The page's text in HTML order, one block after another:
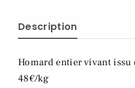
Description
Homard entier vivant issu
48€/kg